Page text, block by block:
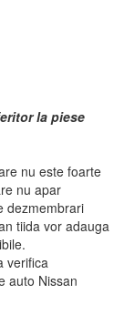
la piese
nu este foarte
nu apar
dezmembrari
tiida vor adauga
verifica
auto Nissan